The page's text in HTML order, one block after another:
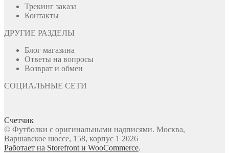
Трекинг заказа
Контакты
ДРУГИЕ РАЗДЕЛЫ
Блог магазина
Ответы на вопросы
Возврат и обмен
СОЦИАЛЬНЫЕ СЕТИ
Счетчик
© Футболки с оригинальными надписями. Москва,
Варшавское шоссе, 158, корпус 1 2026
Работает на Storefront и WooCommerce.